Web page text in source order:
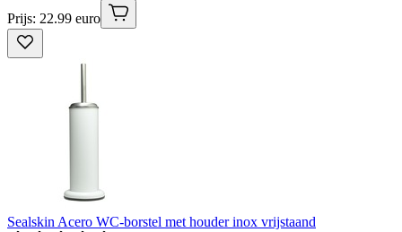
Prijs: 22.99 euro
Sealskin Acero WC-borstel met houder inox vrijstaand